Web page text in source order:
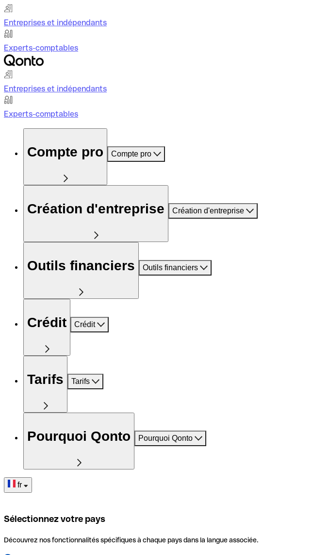
Entreprises et indépendants
Experts-comptables
Entreprises et indépendants
Experts-comptables
Compte pro Compte pro
Création d'entreprise Création d'entreprise
Outils financiers Outils financiers
Crédit Crédit
Tarifs Tarifs
Pourquoi Qonto Pourquoi Qonto
fr
Sélectionnez votre pays
Découvrez nos fonctionnalités spécifiques à chaque pays dans la langue associée.